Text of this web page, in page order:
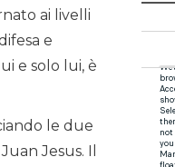
ai livelli
e
e solo lui, è
le due
Jesus. Il